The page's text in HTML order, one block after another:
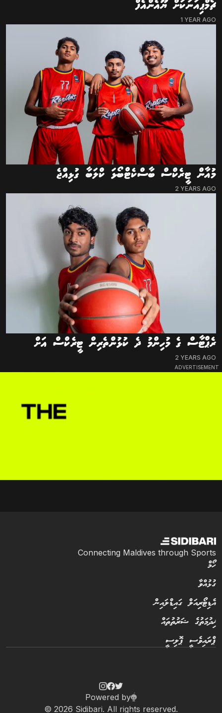
ADVERTISEMENT
ޗެމްޕިއަނަކަށް ޔޫއެންއެފް
1 YEAR AGO
މުއާން ޓީރެކްސް ބާސްކެޓްބޯޅަ ކްލަބާ ގުޅިއްޖެ
2 YEARS AGO
ރެޕްޓާސް ގެ މުހިންމު ދެ ކުޅުންތެރިން ޓީރެކްސް އަށް
2 YEARS AGO
Connecting Maldives through Sports
ހޯމް
ގުޅުއްވާ
އެޑިޓޯރިއަލް ގައިޑްލައިން
ޚިދުމަތުގެ ޝަރުތުތައް
ޕްރައިވެސީ ޕޮލިސީ
© 2026 Sidibari. All rights reserved.
Powered by